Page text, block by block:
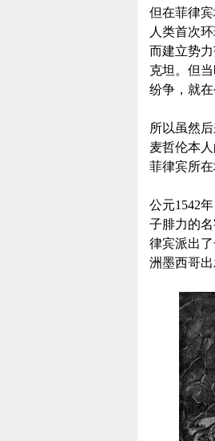
但在菲律
人类首次
而建立势
克坦。但
纷争，就
所以虽然
麦哲伦本
菲律宾所在
公元1542
子腓力的
律宾派出
洲墨西哥